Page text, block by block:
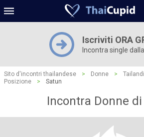
Iscriviti ORA
Incontra single
Sito d'incontri thailandese > Donne >
Posizione
> Satun
Incontra Donne